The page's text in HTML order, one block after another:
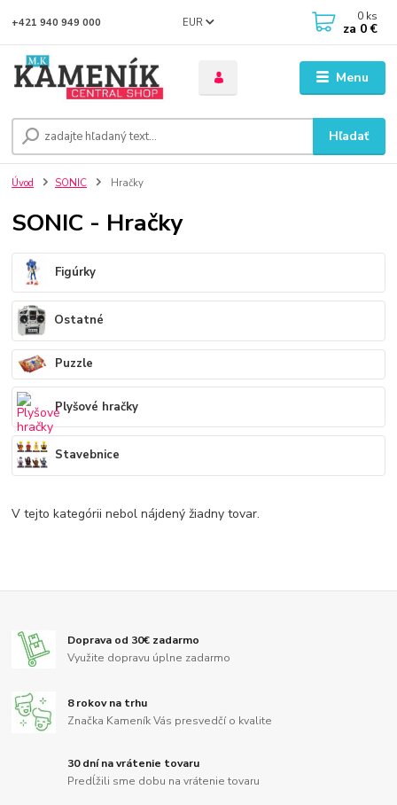
Menu
EUR
Hľadať
+421 940 949 000 0 ks
za 0 €
Úvod SONIC Hračky
SONIC - Hračky
Figúrky
Ostatné
Puzzle
Plyšové hračky
Stavebnice
V tejto kategórii nebol nájdený žiadny tovar.
Doprava od 30€ zadarmo
Využite dopravu úplne zadarmo
8 rokov na trhu
Značka Kameník Vás presvedčí o kvalite
30 dní na vrátenie tovaru
Predĺžili sme dobu na vrátenie tovaru